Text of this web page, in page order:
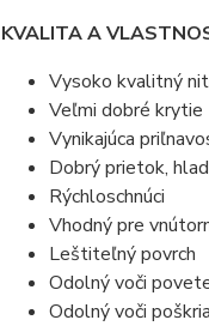
KVALITA A
Vysoko kvalitný
Veľmi dobré krytie
Vynikajúca
Dobrý prietok,
Rýchloschnúci
Vhodný pre
Leštiteľný povrch
Odolný voči
Odolný voči